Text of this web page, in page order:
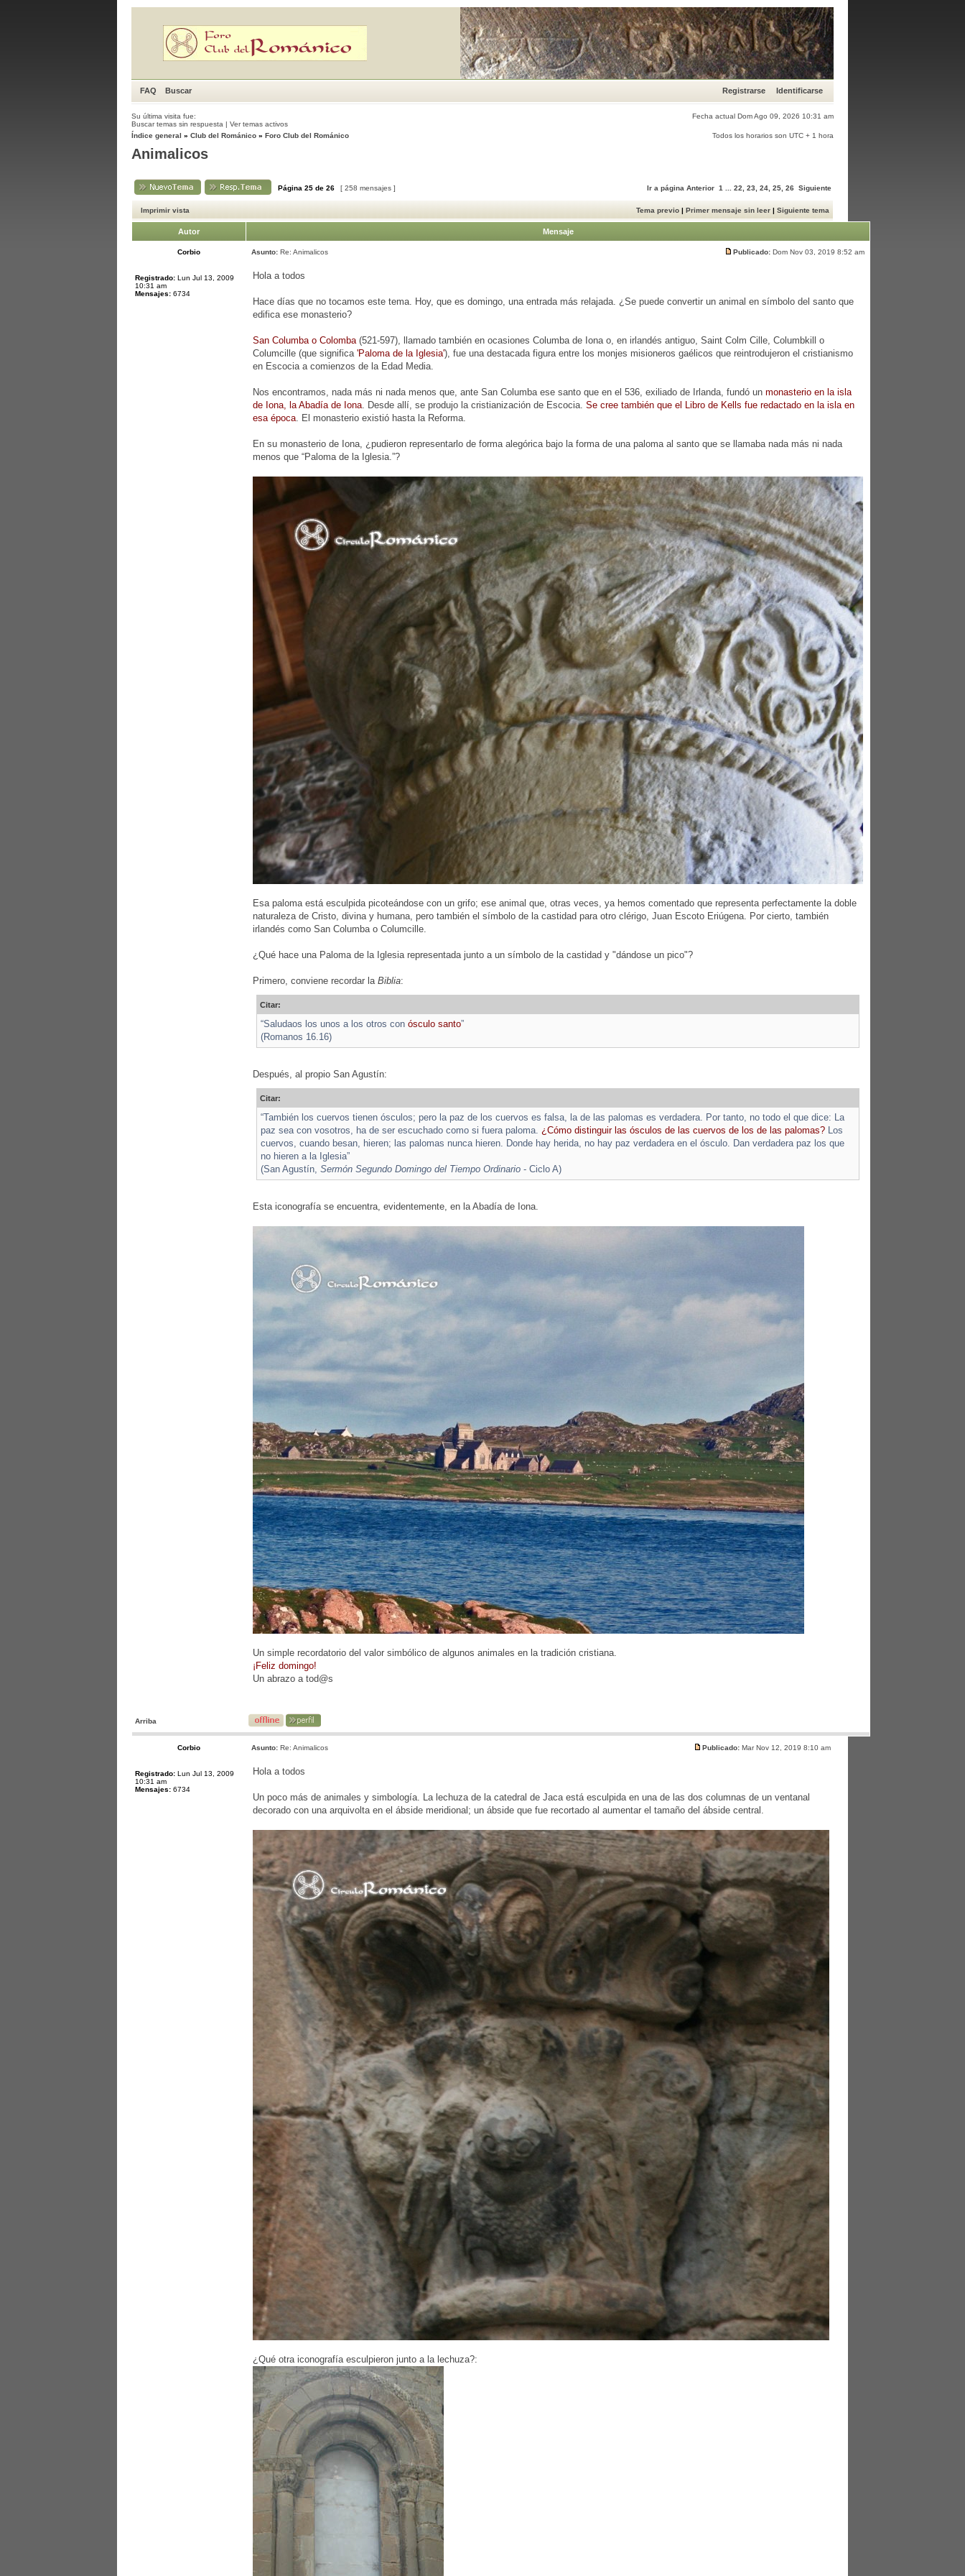
FAQ Buscar Registrarse Identificarse
Su última visita fue:
Fecha actual Dom Ago 09, 2026 10:31 am
Buscar temas sin respuesta | Ver temas activos
Índice general » Club del Románico » Foro Club del Románico Todos los horarios son UTC + 1 hora
Animalicos
Página 25 de 26 [ 258 mensajes ] Ir a página Anterior 1 22 23 24 25 26 Siguiente
Imprimir vista Tema previo | Primer mensaje sin leer | Siguiente tema
Autor Mensaje
Corbio Asunto: Re: Animalicos Publicado: Dom Nov 03, 2019 8:52 am
Registrado: Lun Jul 13, 2009
10:31 am
Mensajes: 6734
Hola a todos
Hace días que no tocamos este tema. Hoy, que es domingo, una entrada más relajada. ¿Se puede convertir un animal en símbolo del santo que
edifica ese monasterio?
San Columba o Colomba(521-597), llamado también en ocasiones Columba de Iona o, en irlandés antiguo, Saint Colm Cille, Columbkill o
Columcille (que significa 'Paloma de la Iglesia'), fue una destacada figura entre los monjes misioneros gaélicos que reintrodujeron el cristianismo
en Escocia a comienzos de la Edad Media.
Nos encontramos, nada más ni nada menos que, ante San Columba ese santo que en el 536, exiliado de Irlanda, fundó un monasterio en la isla
de Iona, la Abadía de Iona. Desde allí, se produjo la cristianización de Escocia. Se cree también que el Libro de Kells fue redactado en la isla en
esa época. El monasterio existió hasta la Reforma.
En su monasterio de Iona, ¿pudieron representarlo de forma alegórica bajo la forma de una paloma al santo que se llamaba nada más ni nada
menos que “Paloma de la Iglesia.”?
Esa paloma está esculpida picoteándose con un grifo; ese animal que, otras veces, ya hemos comentado que representa perfectamente la doble
naturaleza de Cristo, divina y humana, pero también el símbolo de la castidad para otro clérigo, Juan Escoto Eriúgena. Por cierto, también
irlandés como San Columba o Columcille.
¿Qué hace una Paloma de la Iglesia representada junto a un símbolo de la castidad y "dándose un pico"?
Primero, conviene recordar la Biblia:
Citar:
“Saludaos los unos a los otros con ósculo santo”
(Romanos 16.16)
Después, al propio San Agustín:
Citar:
“También los cuervos tienen ósculos; pero la paz de los cuervos es falsa, la de las palomas es verdadera. Por tanto, no todo el que dice: La
paz sea con vosotros, ha de ser escuchado como si fuera paloma. ¿Cómo distinguir las ósculos de las cuervos de los de las palomas? Los
cuervos, cuando besan, hieren; las palomas nunca hieren. Donde hay herida, no hay paz verdadera en el ósculo. Dan verdadera paz los que
no hieren a la Iglesia”
(San Agustín, Sermón Segundo Domingo del Tiempo Ordinario - Ciclo A)
Esta iconografía se encuentra, evidentemente, en la Abadía de Iona.
Un simple recordatorio del valor simbólico de algunos animales en la tradición cristiana.
¡Feliz domingo!
Un abrazo a tod@s
Arriba
Corbio Asunto: Re: Animalicos Publicado: Mar Nov 12, 2019 8:10 am
Registrado: Lun Jul 13, 2009
10:31 am
Mensajes: 6734
Hola a todos
Un poco más de animales y simbología. La lechuza de la catedral de Jaca está esculpida en una de las dos columnas de un ventanal
decorado con una arquivolta en el ábside meridional; un ábside que fue recortado al aumentar el tamaño del ábside central.
¿Qué otra iconografía esculpieron junto a la lechuza?: